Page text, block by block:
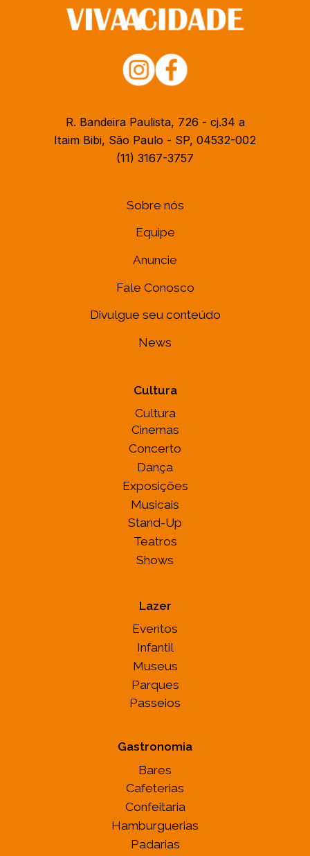
R. Bandeira Paulista, 726 - cj.34 a
Itaim Bibi, São Paulo - SP, 04532-002
(11) 3167-3757
Sobre nós
Equipe
Anuncie
Fale Conosco
Divulgue seu conteúdo
News
Cultura
Cultura
Cinemas
Concerto
Dança
Exposições
Musicais
Stand-Up
Teatros
Shows
Lazer
Eventos
Infantil
Museus
Parques
Passeios
Gastronomia
Bares
Cafeterias
Confeitaria
Hamburguerias
Padarias